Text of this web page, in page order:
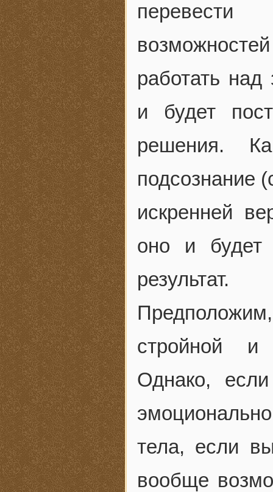
работать над
и будет
решения.
подсознание
искренней
оно и будет
результат.
стройной и
Однако,
тела, если
вообще